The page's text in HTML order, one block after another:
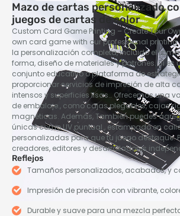
Mazo de cartas personalizado
juegos de cartas de color
Custom Card Game Printing – Create Your
own card game with our professional printing
la personalización completa, incluido el
forma, diseño de materiales y patrones. Si es
conjunto educativo o plataforma de
proporcionar servicios de impresión de alta
intensos y superficies lisas.. Ofrecemos una
de embalaje., como cajas plegables, cajas
magnéticas. Además, También puedes
únicas como UV puntual., estampado en
personalizadas para que tu juego destaque.
creadores, editores y desarrolladores
Reflejos
Tamaños personalizados, acabados, y
Impresión de precisión con vibrante,
Durable y suave para una mezcla